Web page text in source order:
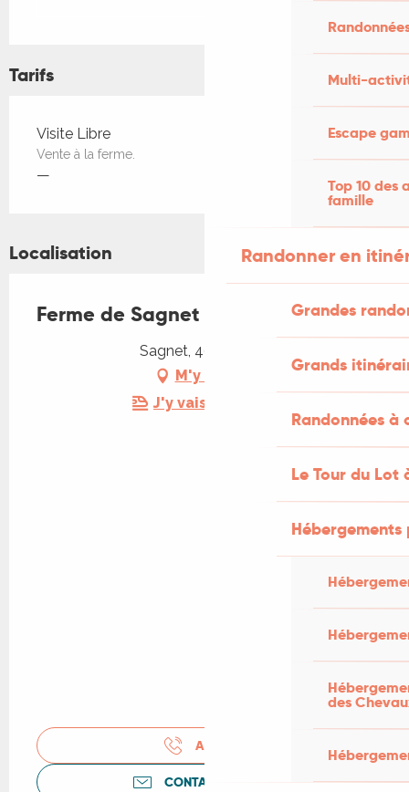
Multi-
Escape
Top 10 des
famille
Randonner en
Grandes
Grands
Randonnées
Le Tour du Lot
des
Tarifs
Tarifs 2026
Visite Libre
Vente à la ferme.
—
Localisation
Ferme de Sagnet
Sagnet, 46170 Pern
M'y rendre
J'y vais en train !
APPELER
CONTACTEZ-NOUS